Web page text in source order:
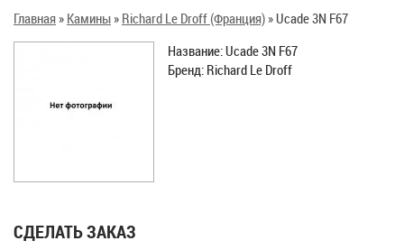
Главная» Камины» Richard Le Droff (Франция)»Ucade 3N F67
Название: Ucade 3N F67
Бренд: Richard Le Droff
СДЕЛАТЬ ЗАКАЗ